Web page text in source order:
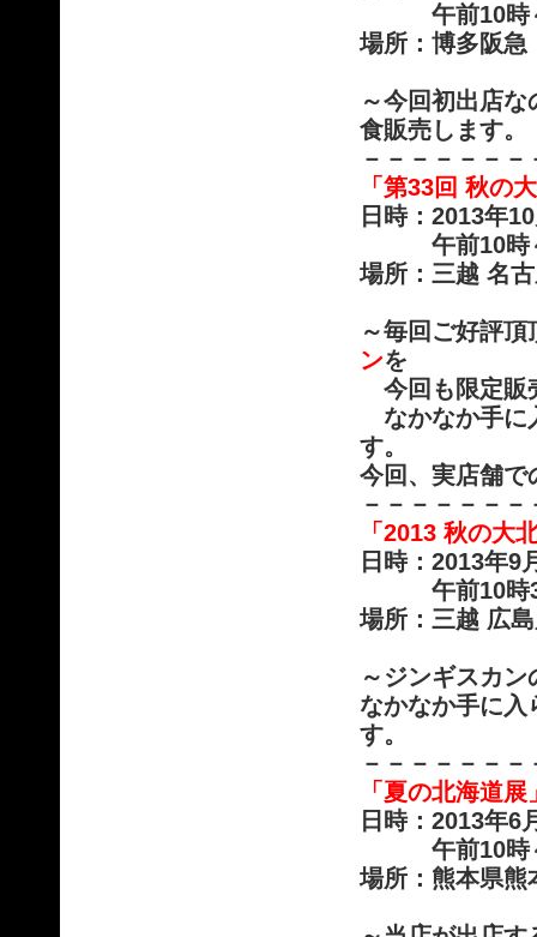
午前10時～
場所：博多阪
～今回初出店な
食販売します。
－－－－－－
「第33回 秋の
日時：2013年
午前10時～
場所：三越 名
～毎回ご好評
ンを
今回も限定販
なかなか手に
す。
今回、実店舗で
－－－－－－
「2013 秋の
日時：2013年9
午前10時30
場所：三越 広
～ジンギスカ
なかなか手に入
す。
－－－－－－
「夏の北海道
日時：2013年
午前10時～
場所：熊本県